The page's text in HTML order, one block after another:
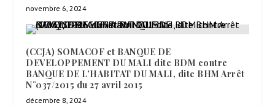
novembre 6, 2024
(CCJA) SOMACOF et BANQUE DE
DEVELOPPEMENT DU MALI dite BDM contre
BANQUE DE L’HABITAT DU MALI, dite BHM Arrêt
N°037/2015 du 27 avril 2015
décembre 8, 2024